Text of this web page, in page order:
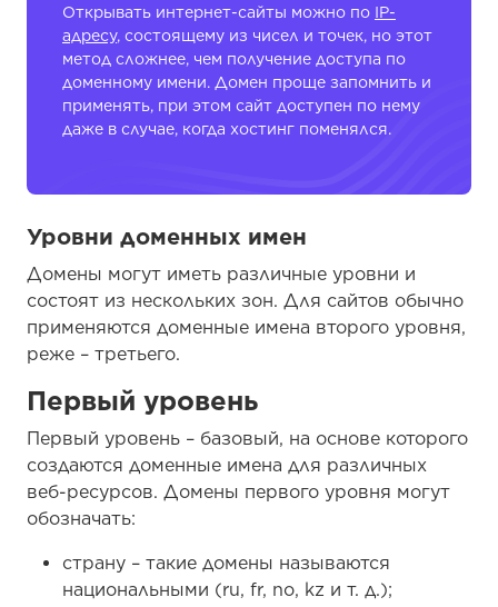
Открывать интернет-сайты можно по IP-
адресу, состоящему из чисел и точек, но этот
метод сложнее, чем получение доступа по
доменному имени. Домен проще запомнить и
применять, при этом сайт доступен по нему
даже в случае, когда хостинг поменялся.
Уровни доменных имен
Домены могут иметь различные уровни и
состоят из нескольких зон. Для сайтов обычно
применяются доменные имена второго уровня,
реже – третьего.
Первый уровень
Первый уровень – базовый, на основе которого
создаются доменные имена для различных
веб-ресурсов. Домены первого уровня могут
обозначать:
страну – такие домены называются
национальными (ru, fr, no, kz и т. д.);